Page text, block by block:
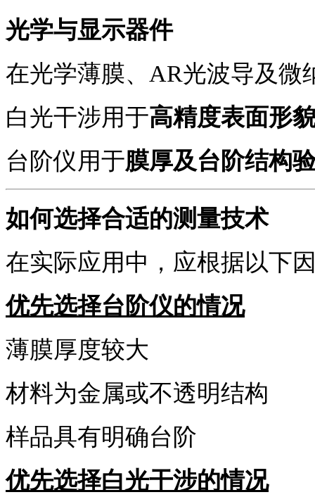
光学与显示器件
在光学薄膜、 AR光波导及微
白光干涉用于高精度表面形
台阶仪用于膜厚及台阶结构
如何选择合适的测量技术
在实际应用中，应根据以下
优先选择台阶仪的情况
薄膜厚度较大
材料为金属或不透明结构
样品具有明确台阶
优先选择白光干涉的情况